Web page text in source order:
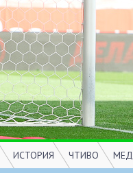
ИСТОРИЯ
ЧТИВО